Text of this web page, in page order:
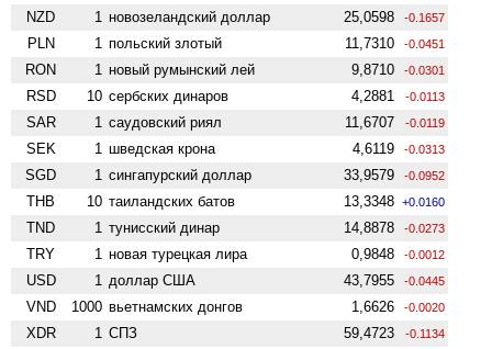
NZD 1 ново­зеландский доллар 25,0598 -0.1657
PLN 1 польский злотый 11,7310 -0.0451
RON 1 новый румынский лей 9,8710 -0.0301
RSD 10 сербских динаров 4,2881 -0.0113
SAR 1 саудовский риял 11,6707 -0.0119
SEK 1 шведская крона 4,6119 -0.0313
SGD 1 сингапурский доллар 33,9579 -0.0952
THB 10 таиландских батов 13,3348 +0.0160
TND 1 тунисский динар 14,8878 -0.0273
TRY 1 новая турецкая лира 0,9848 -0.0012
USD 1 доллар США 43,7955 -0.0445
VND 1000 вьетнамских донгов 1,6626 -0.0020
XDR 1 СПЗ 59,4723 -0.1134